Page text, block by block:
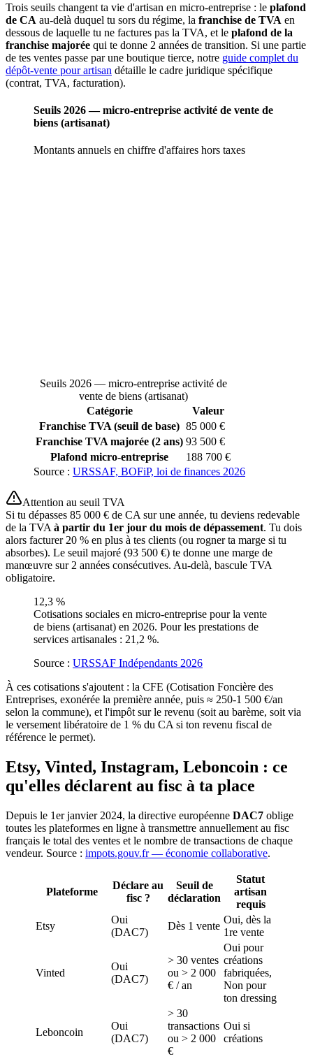
Trois seuils changent ta vie d'artisan en micro-entreprise : le plafond
de CA au-delà duquel tu sors du régime, la franchise de TVA en
dessous de laquelle tu ne factures pas la TVA, et le plafond de la
franchise majorée qui te donne 2 années de transition. Si une partie
de tes ventes passe par une boutique tierce, notre guide complet du
dépôt-vente pour artisan détaille le cadre juridique spécifique
(contrat, TVA, facturation).
Seuils 2026 — micro-entreprise activité de vente de
biens (artisanat)
Montants annuels en chiffre d'affaires hors taxes
Seuils 2026 — micro-entreprise activité de
vente de biens (artisanat)
Catégorie
Valeur
Franchise TVA (seuil de base) 85 000 €
Franchise TVA majorée (2 ans) 93 500 €
Plafond micro-entreprise
188 700 €
Source : URSSAF, BOFiP, loi de finances 2026
Attention au seuil TVA
Si tu dépasses 85 000 € de CA sur une année, tu deviens redevable
de la TVA à partir du 1er jour du mois de dépassement. Tu dois
alors facturer 20 % en plus à tes clients (ou rogner ta marge si tu
absorbes). Le seuil majoré (93 500 €) te donne une marge de
manœuvre sur 2 années consécutives. Au-delà, bascule TVA
obligatoire.
12,3 %
Cotisations sociales en micro-entreprise pour la vente
de biens (artisanat) en 2026. Pour les prestations de
services artisanales : 21,2 %.
Source : URSSAF Indépendants 2026
À ces cotisations s'ajoutent : la CFE (Cotisation Foncière des
Entreprises, exonérée la première année, puis ≈ 250-1 500 €/an
selon la commune), et l'impôt sur le revenu (soit au barème, soit via
le versement libératoire de 1 % du CA si ton revenu fiscal de
référence le permet).
Etsy, Vinted, Instagram, Leboncoin : ce
qu'elles déclarent au fisc à ta place
Depuis le 1er janvier 2024, la directive européenne DAC7 oblige
toutes les plateformes en ligne à transmettre annuellement au fisc
français le total des ventes et le nombre de transactions de chaque
vendeur. Source : impots.gouv.fr — économie collaborative.
Plateforme
Déclare au
fisc ?
Seuil de
déclaration
Statut
artisan
requis
Etsy
Oui
(DAC7)
Dès 1 vente
Oui, dès la
1re vente
Vinted
Oui
(DAC7)
> 30 ventes
ou > 2 000
€ / an
Oui pour
créations
fabriquées,
Non pour
ton dressing
Leboncoin
Oui
(DAC7)
> 30
transactions
ou > 2 000
€
Oui si
créations